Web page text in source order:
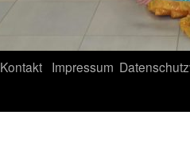
Kontakt Impressum